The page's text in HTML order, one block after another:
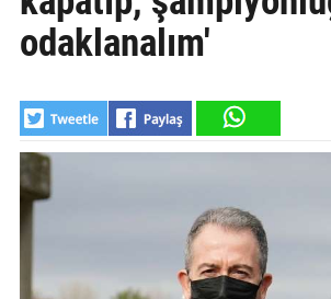
YAŞAM
BELEDİYELER
SAĞLIK
SİYASET
odaklanalım'